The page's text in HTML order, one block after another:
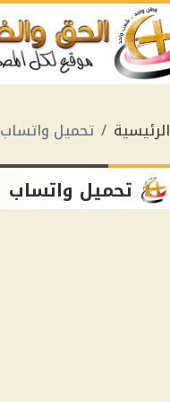
الرئيسية تحميل واتساب
تحميل واتساب